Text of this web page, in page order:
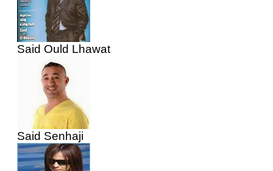
Said Ould Lhawat
Said Senhaji